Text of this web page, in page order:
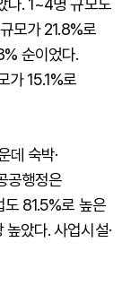
다. 1~4명 규모도
모가 21.8%로
순이었다.
가 15.1%로
데 숙박·
공행정은
81.5%로 높은
았다. 사업시설·